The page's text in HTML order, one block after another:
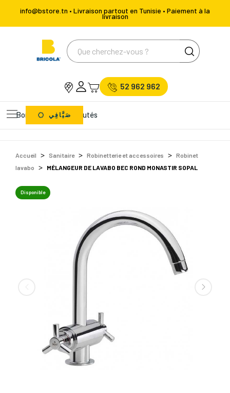
info@bstore.tn • Livraison partout en Tunisie • Paiement à la
livraison
52 962 962
Bons Plans Nouveautés
صَيَّافِي
Accueil Sanitaire Robinetterie et accessoires
Robinet
lavabo
MÉLANGEUR DE LAVABO BEC ROND MONASTIR SOPAL
Disponible